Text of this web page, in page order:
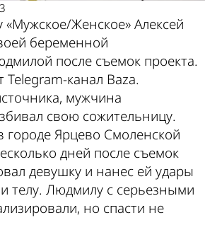
«Мужское/Женское» Алексей
беременной
после съемок проекта.
канал Baza.
мужчина
свою сожительницу.
городе Ярцево Смоленской
дней после съемок
девушку и нанес ей удары
телу. Людмилу с серьезными
но спасти не